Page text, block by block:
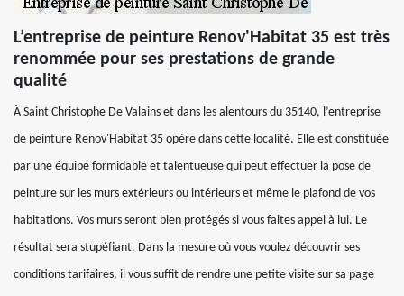
L’entreprise de peinture Renov'Habitat 35 est très
renommée pour ses prestations de grande
qualité
À Saint Christophe De Valains et dans les alentours du 35140, l’entreprise
de peinture Renov'Habitat 35 opère dans cette localité. Elle est constituée
par une équipe formidable et talentueuse qui peut effectuer la pose de
peinture sur les murs extérieurs ou intérieurs et même le plafond de vos
habitations. Vos murs seront bien protégés si vous faites appel à lui. Le
résultat sera stupéfiant. Dans la mesure où vous voulez découvrir ses
conditions tarifaires, il vous suffit de rendre une petite visite sur sa page